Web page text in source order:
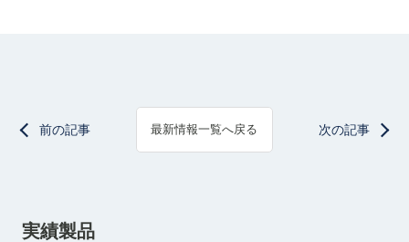
前の記事 最新情報一覧へ戻る 次の記事
実績製品